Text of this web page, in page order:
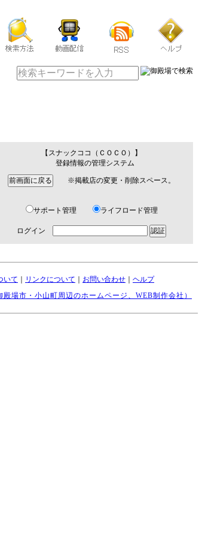
【スナックココ（ＣＯＣＯ）】
登録情報の管理システム
※掲載店の変更・削除スペース。
サポート管理 ライフロード管理
ログイン
いて リンクについて お問い合わせ
ヘルプ
殿場市・小山町周辺のホームページ、WEB制作会社）